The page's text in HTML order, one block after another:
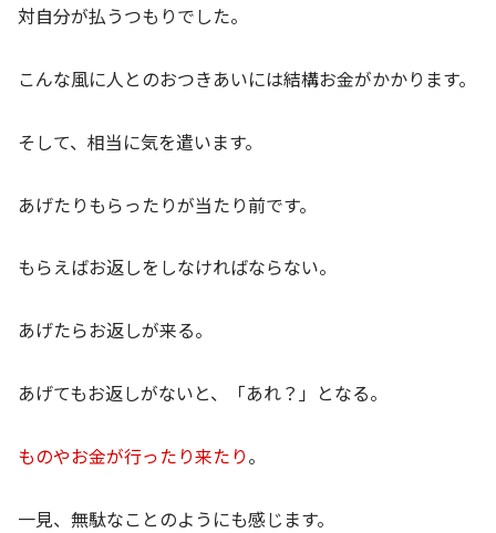
対自分が払うつもりでした。
こんな風に人とのおつきあいには結構お金がかかります。
そして、相当に気を遣います。
あげたりもらったりが当たり前です。
もらえばお返しをしなければならない。
あげたらお返しが来る。
あげてもお返しがないと、「あれ？」となる。
ものやお金が行ったり来たり。
一見、無駄なことのようにも感じます。